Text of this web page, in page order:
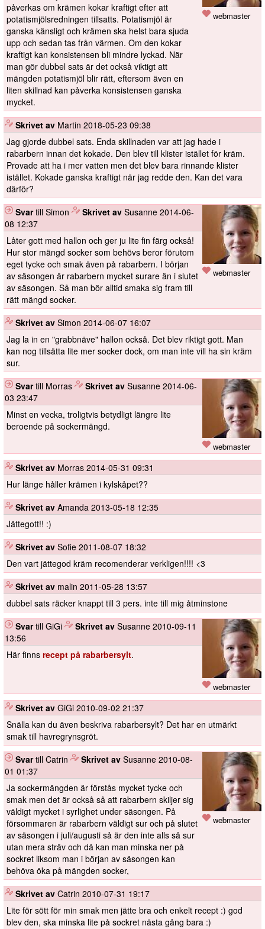
webmaster
påverkas om krämen kokar kraftigt efter att
potatismjölsredningen tillsatts. Potatismjöl är
ganska känsligt och krämen ska helst bara sjuda
upp och sedan tas från värmen. Om den kokar
kraftigt kan konsistensen bli mindre lyckad. När
man gör dubbel sats är det också viktigt att
mängden potatismjöl blir rätt, eftersom även en
liten skillnad kan påverka konsistensen ganska
mycket.
Skrivet av Martin 2018-05-23 09:38
Jag gjorde dubbel sats. Enda skillnaden var att jag hade i
rabarbern innan det kokade. Den blev till klister istället för kräm.
Provade att ha i mer vatten men det blev bara rinnande klister
istället. Kokade ganska kraftigt när jag redde den. Kan det vara
därför?
webmaster
Svartill Simon Skrivet av Susanne 2014-06-
08 12:37
Låter gott med hallon och ger ju lite fin färg också!
Hur stor mängd socker som behövs beror förutom
eget tycke och smak även på rabarbern. I början
av säsongen är rabarbern mycket surare än i slutet
av säsongen. Så man bör alltid smaka sig fram till
rätt mängd socker.
Skrivet av Simon 2014-06-07 16:07
Jag la in en "grabbnäve" hallon också. Det blev riktigt gott. Man
kan nog tillsätta lite mer socker dock, om man inte vill ha sin kräm
sur.
webmaster
Svartill Morras Skrivet av Susanne 2014-06-
03 23:47
Minst en vecka, troligtvis betydligt längre lite
beroende på sockermängd.
Skrivet av Morras 2014-05-31 09:31
Hur länge håller krämen i kylskåpet??
Skrivet av Amanda 2013-05-18 12:35
Jättegott!! :)
Skrivet av Sofie 2011-08-07 18:32
Den vart jättegod kräm recomenderar verkligen!!!! <3
Skrivet av malin 2011-05-28 13:57
dubbel sats räcker knappt till 3 pers. inte till mig åtminstone
webmaster
Svartill GiGi Skrivet av Susanne 2010-09-11
13:56
Här finns recept på rabarbersylt.
Skrivet av GiGi 2010-09-02 21:37
Snälla kan du även beskriva rabarbersylt? Det har en utmärkt
smak till havregrynsgröt.
webmaster
Svartill Catrin Skrivet av Susanne 2010-08-
01 01:37
Ja sockermängden är förstås mycket tycke och
smak men det är också så att rabarbern skiljer sig
väldigt mycket i syrlighet under säsongen. På
försommaren är rabarbern väldigt sur och på slutet
av säsongen i juli/augusti så är den inte alls så sur
utan mera sträv och då kan man minska ner på
sockret liksom man i början av säsongen kan
behöva öka på mängden socker,
Skrivet av Catrin 2010-07-31 19:17
Lite för sött för min smak men jätte bra och enkelt recept :) god
blev den, ska minska lite på sockret nästa gång bara :)